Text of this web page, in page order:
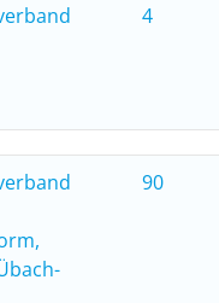
4
90